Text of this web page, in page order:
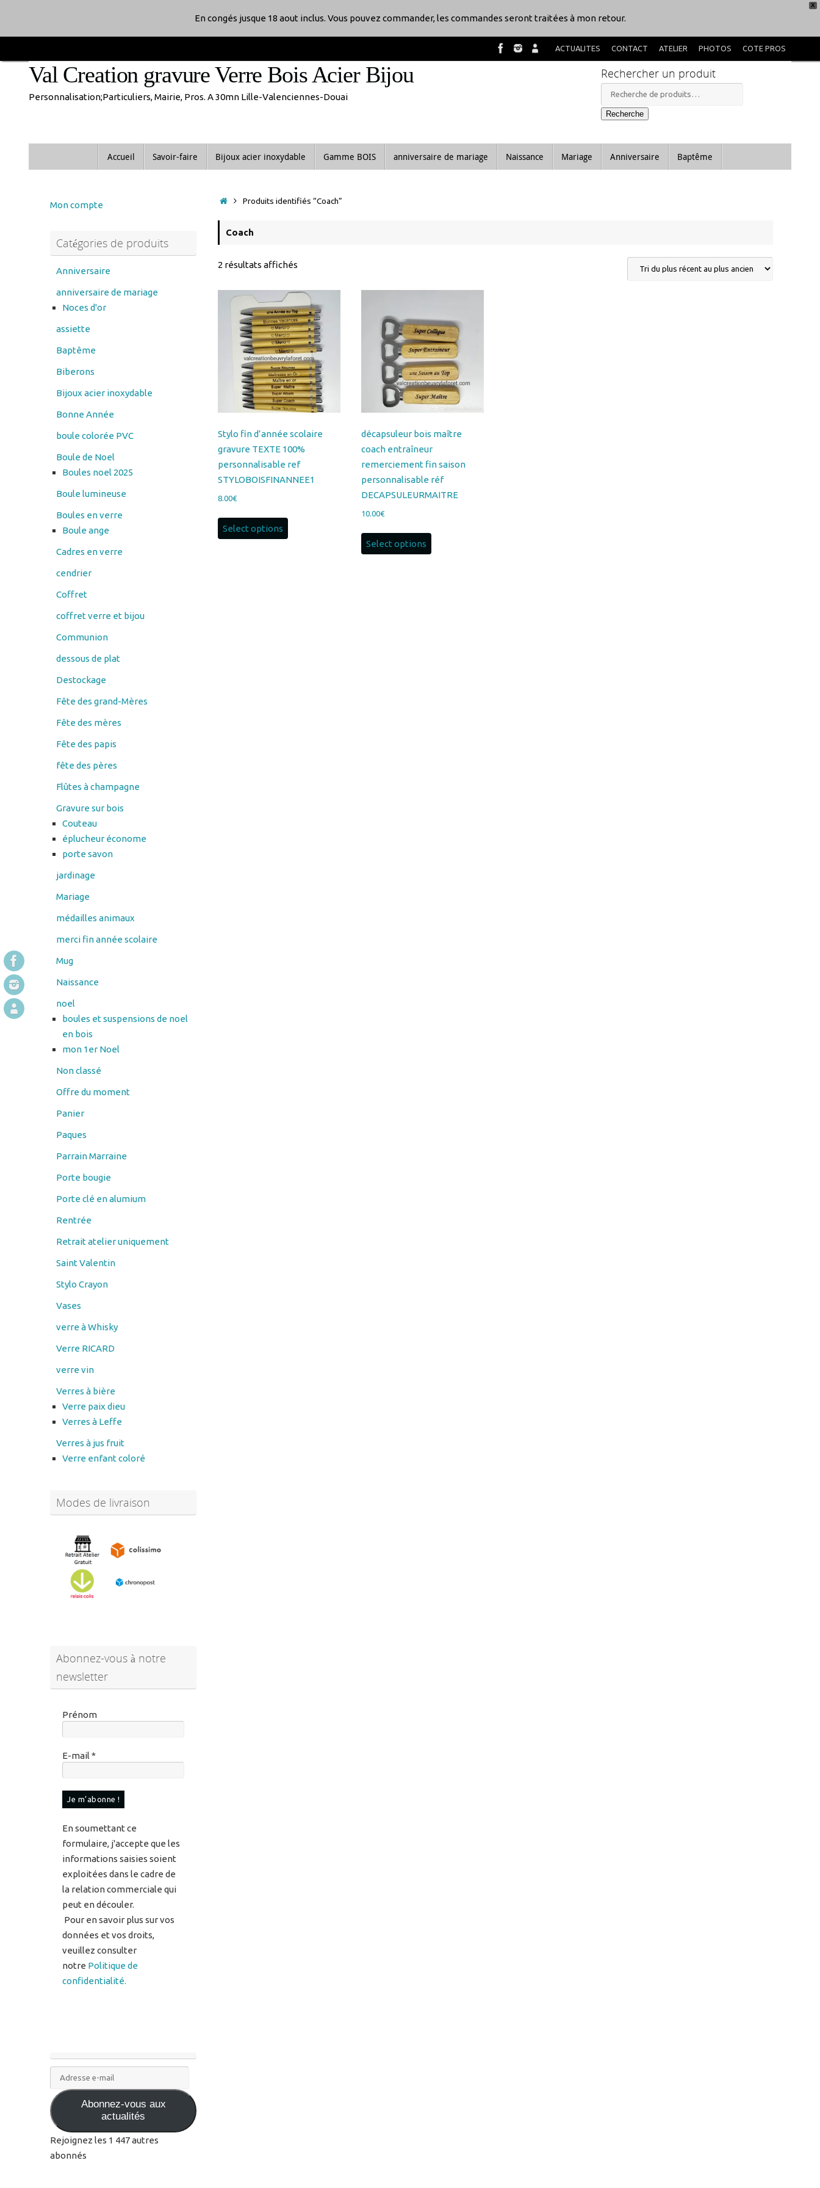
X
En congés jusque 18 aout inclus. Vous pouvez commander, les commandes seront traitées à mon retour.
au
contenu
ACTUALITES CONTACT ATELIER PHOTOS COTE PROS
Val Creation gravure Verre Bois Acier Bijou
Personnalisation;Particuliers, Mairie, Pros. A 30mn Lille-Valenciennes-Douai
Rechercher un produit
Recherche
pour :
Recherche
Accueil Savoir-faire Bijoux acier inoxydable Gamme BOIS anniversaire de mariage Naissance Mariage Anniversaire Baptême
AccueilProduits identifiés “Coach”
Coach
2 résultats affichés
plus
récent
au
plus
ancien
Stylo fin d’année scolaire
gravure TEXTE 100%
personnalisable ref
STYLOBOISFINANNEE1
8.00€
Select options
décapsuleur bois maître
coach entraîneur
remerciement fin saison
personnalisable réf
DECAPSULEURMAITRE
10.00€
Select options
Mon compte
Catégories de produits
Anniversaire
anniversaire de mariage
Noces d'or
assiette
Baptême
Biberons
Bijoux acier inoxydable
Bonne Année
boule colorée PVC
Boule de Noel
Boules noel 2025
Boule lumineuse
Boules en verre
Boule ange
Cadres en verre
cendrier
Coffret
coffret verre et bijou
Communion
dessous de plat
Destockage
Fête des grand-Mères
Fête des mères
Fête des papis
fête des pères
Flûtes à champagne
Gravure sur bois
Couteau
éplucheur économe
porte savon
jardinage
Mariage
médailles animaux
merci fin année scolaire
Mug
Naissance
noel
boules et suspensions de noel
en bois
mon 1er Noel
Non classé
Offre du moment
Panier
Paques
Parrain Marraine
Porte bougie
Porte clé en alumium
Rentrée
Retrait atelier uniquement
Saint Valentin
Stylo Crayon
Vases
verre à Whisky
Verre RICARD
verre vin
Verres à bière
Verre paix dieu
Verres à Leffe
Verres à jus fruit
Verre enfant coloré
Modes de livraison
Abonnez-vous à notre
newsletter
Prénom
E-mail *
En soumettant ce
formulaire, j'accepte que les
informations saisies soient
exploitées dans le cadre de
la relation commerciale qui
peut en découler.
Pour en savoir plus sur vos
données et vos droits,
veuillez consulter
notre Politique de
confidentialité.
Adresse
e-
mail
Abonnez-vous aux
actualités
Rejoignez les 1 447 autres
abonnés